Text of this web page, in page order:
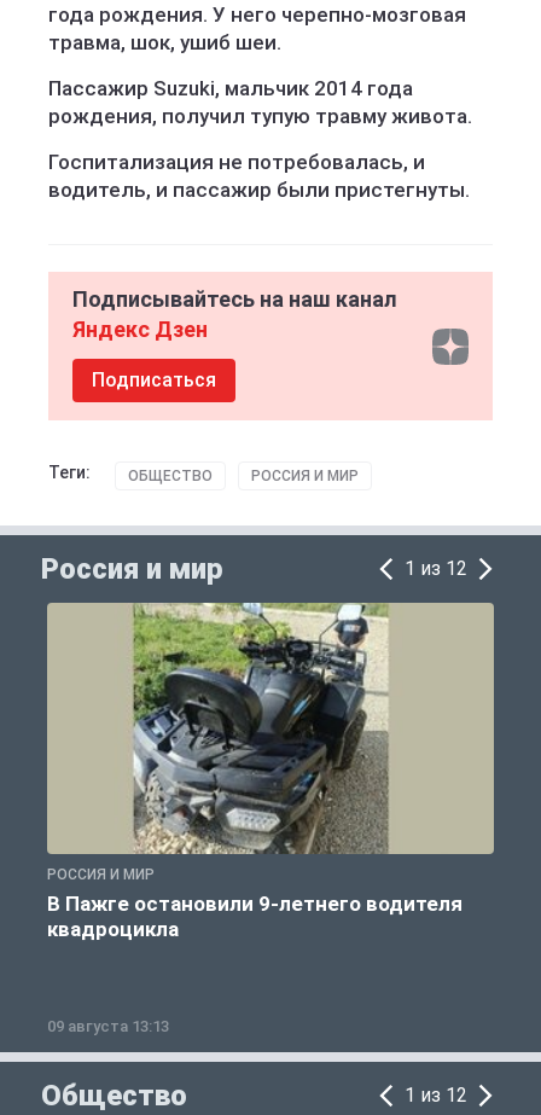
года рождения. У него черепно-мозговая
травма, шок, ушиб шеи.
Пассажир Suzuki, мальчик 2014 года
рождения, получил тупую травму живота.
Госпитализация не потребовалась, и
водитель, и пассажир были пристегнуты.
Подписывайтесь на наш канал
Яндекс Дзен
Подписаться
Теги: ОБЩЕСТВО РОССИЯ И МИР
Россия и мир 1 из 12
РОССИЯ И МИР
В Пажге остановили 9-летнего водителя
квадроцикла
09 августа 13:13
Общество 1 из 12